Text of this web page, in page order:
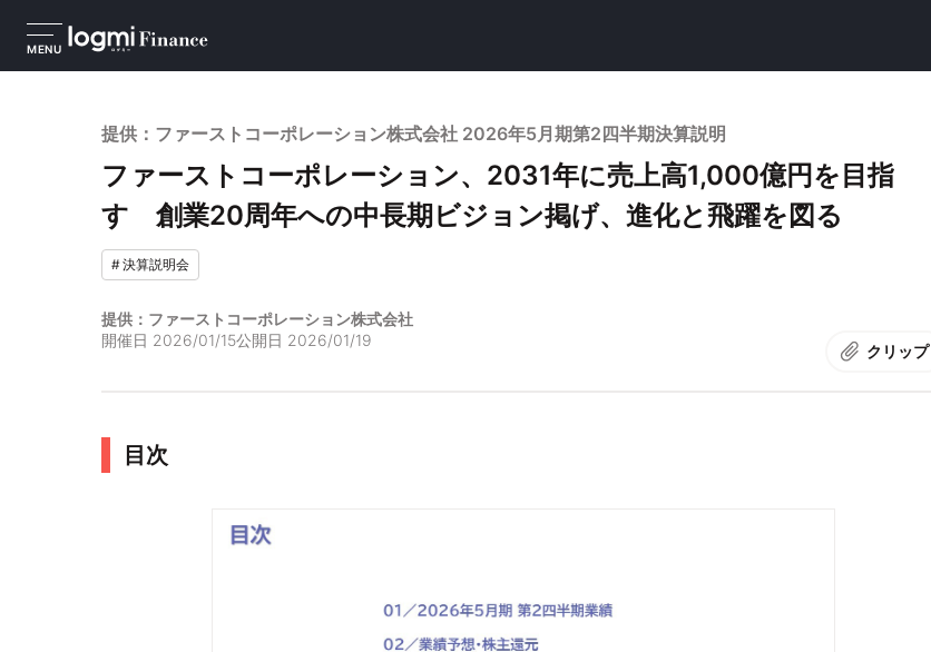
MENU
提供：ファーストコーポレーション株式会社 2026年5月期第2四半期決算説明
ファーストコーポレーション、2031年に売上高1,000億円を目指
す 創業20周年への中長期ビジョン掲げ、進化と飛躍を図る
#決算説明会
提供：ファーストコーポレーション株式会社
開催日 2026/01/15公開日 2026/01/19
クリップ
目次